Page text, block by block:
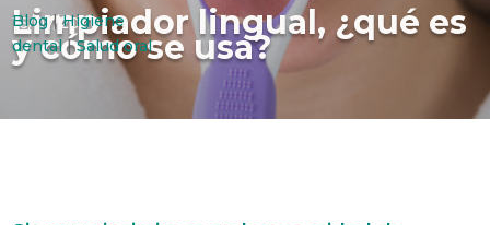
Limpiador lingual, ¿qué es
y cómo se usa?
16/07/2020
Blog|Higiene
dental|Salud oral